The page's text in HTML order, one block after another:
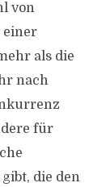
von
einer
als die
nach
für
die den